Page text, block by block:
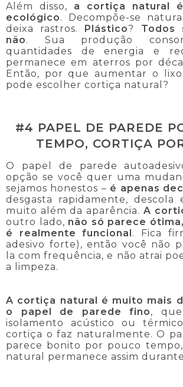
Além disso, a cortiça natural
ecológico. Decompõe-se
deixa rastros.
Plástico? Todos
não. Sua produção
quantidades de energia e
permanece em aterros por
Então, por que aumentar o
pode escolher cortiça natural?
#4 PAPEL DE PAREDE
TEMPO, CORTIÇA
O papel de parede
opção se você quer uma
sejamos honestos – é apenas
desgasta rapidamente, descola
muito além da aparência. A
outro lado, não só parece
é realmente funcional. Fica
adesivo forte), então você não
la com frequência, e não atrai
a limpeza.
A cortiça natural é muito mais
o papel de parede fino,
isolamento acústico ou
cortiça o faz naturalmente. O
parece bonito por pouco
natural permanece assim